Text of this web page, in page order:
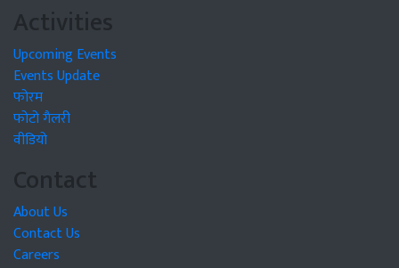
Activities
Upcoming Events
Events Update
फोरम
फोटो गैलरी
वीडियो
Contact
About Us
Contact Us
Careers